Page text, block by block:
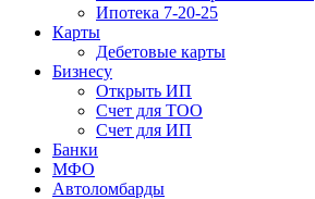
Ипотека 7-20-25
Карты
Дебетовые карты
Бизнесу
Открыть ИП
Cчет для ТОО
Счет для ИП
Банки
МФО
Автоломбарды